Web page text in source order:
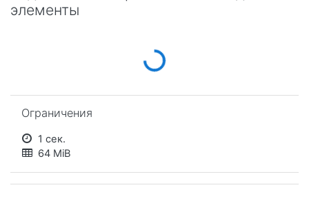
элементы
Loading...
Ограничения
1 сек.
64 MiB